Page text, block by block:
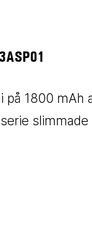
1800 mAh
slimmade